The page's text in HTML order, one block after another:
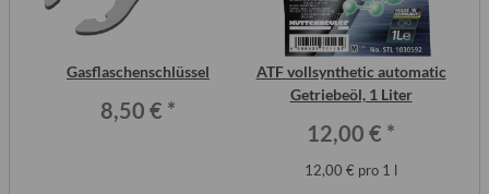
Gasflaschenschlüssel
8,50 € *
ATF vollsynthetic automatic
Getriebeöl, 1 Liter
12,00 € *
12,00 € pro 1 l